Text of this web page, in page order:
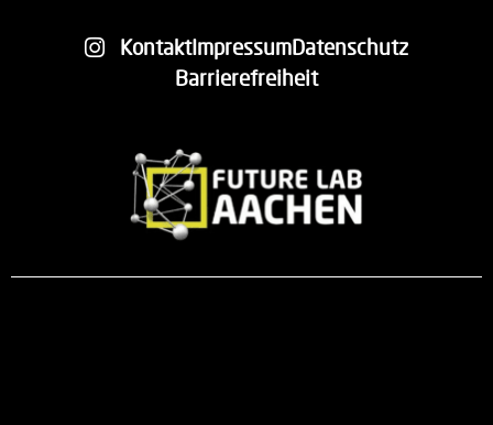
KontaktImpressumDatenschutz
Barrierefreiheit